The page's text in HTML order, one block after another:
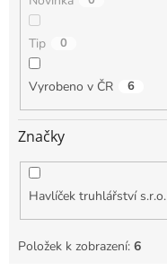
Tip 0
Vyrobeno v ČR 6
Značky
Havlíček truhlářství s.r.o.
Položek k zobrazení: 6